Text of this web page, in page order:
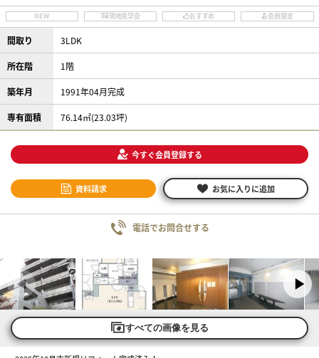
NEW 現地見学会 おすすめ 会員限定
間取り 3LDK
所在階 1階
築年月 1991年04月完成
専有面積 76.14㎡(23.03坪)
今すぐ会員登録する
資料請求 お気に入りに追加
電話でお問合せする
すべての画像を見る